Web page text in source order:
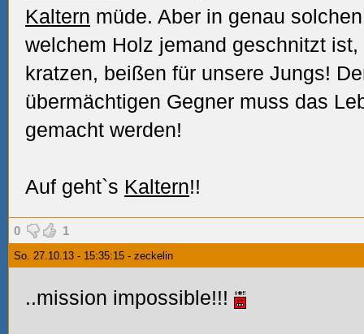
Kaltern müde. Aber in genau
welchem Holz jemand geschnitzt
kratzen, beißen für unsere Jungs!
übermächtigen Gegner muss das
gemacht werden!
Auf geht`s Kaltern!!
0 1
So. 27.10.13 - 15:35:15 - zeckelin
..mission impossible!!!